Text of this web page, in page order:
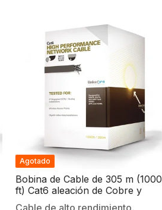
Agotado
Bobina de Cable de 305 m (1000
ft) Cat6 aleación de Cobre y
Aluminio ( CCA ), color Azul